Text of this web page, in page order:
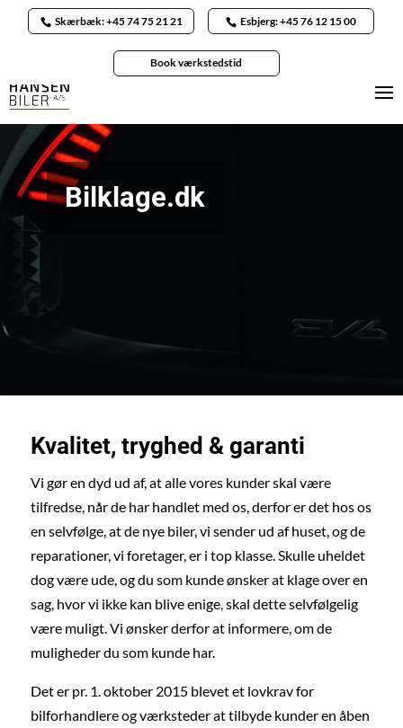
Skærbæk: +45 74 75 21 21 Esbjerg: +45 76 12 15 00
Book værkstedstid
Bilklage.dk
Kvalitet, tryghed & garanti
Vi gør en dyd ud af, at alle vores kunder skal være
tilfredse, når de har handlet med os, derfor er det hos os
en selvfølge, at de nye biler, vi sender ud af huset, og de
reparationer, vi foretager, er i top klasse. Skulle uheldet
dog være ude, og du som kunde ønsker at klage over en
sag, hvor vi ikke kan blive enige, skal dette selvfølgelig
være muligt. Vi ønsker derfor at informere, om de
muligheder du som kunde har.
Det er pr. 1. oktober 2015 blevet et lovkrav for
bilforhandlere og værksteder at tilbyde kunder en åben